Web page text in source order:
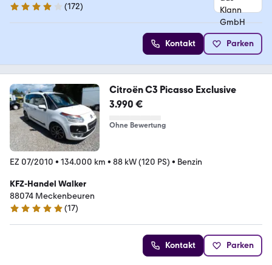
4 Sterne
(172)
Kontakt Parken
Citroën C3 Picasso Exclusive
3.990 €
Ohne Bewertung
EZ 07/2010 • 134.000 km • 88 kW (120 PS) • Benzin
KFZ-Handel Walker
88074 Meckenbeuren
5 Sterne
(17)
Kontakt Parken